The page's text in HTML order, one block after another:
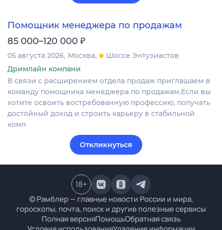
Помощник менеджера по продажам
85 000–120 000 ₽
05 августа 2026 Москва
Шоссе Энтузиастов
Дримлайн компани
В связи с расширением отдела продаж приглашаем в
команду помощника менеджера по продажам.Если вы
хотите освоить востребованную профессию, получать
достойный доход и строить карьеру в стабильной
комп
Откликнуться
© Рамблер — главные новости России и мира,
гороскопы, почта, поиск и другие полезные сервисы
Полная версияПомощьОбратная связь
18+